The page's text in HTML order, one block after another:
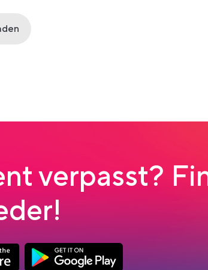
verpasst?
new tabLink opens in a new tab